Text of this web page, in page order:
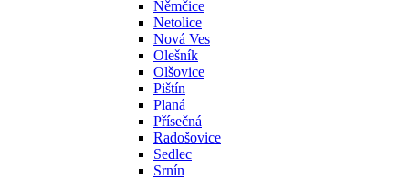
Němčice
Netolice
Nová Ves
Olešník
Olšovice
Pištín
Planá
Přísečná
Radošovice
Sedlec
Srnín